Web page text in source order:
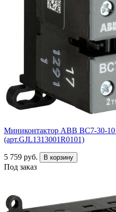
Миниконтактор ABB ВC7-30-
(арт.GJL1313001R0101)
5 759 руб. В корзину
Под заказ